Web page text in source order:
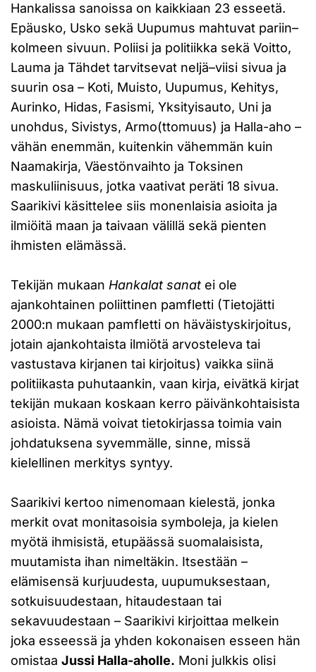
Hankalissa sanoissa on kaikkiaan 23 esseetä.
Epäusko, Usko sekä Uupumus mahtuvat pariin–
kolmeen sivuun. Poliisi ja politiikka sekä Voitto,
Lauma ja Tähdet tarvitsevat neljä–viisi sivua ja
suurin osa – Koti, Muisto, Uupumus, Kehitys,
Aurinko, Hidas, Fasismi, Yksityisauto, Uni ja
unohdus, Sivistys, Armo(ttomuus) ja Halla-aho –
vähän enemmän, kuitenkin vähemmän kuin
Naamakirja, Väestönvaihto ja Toksinen
maskuliinisuus, jotka vaativat peräti 18 sivua.
Saarikivi käsittelee siis monenlaisia asioita ja
ilmiöitä maan ja taivaan välillä sekä pienten
ihmisten elämässä.
Tekijän mukaan Hankalat sanat ei ole
ajankohtainen poliittinen pamfletti (Tietojätti
2000:n mukaan pamfletti on häväistyskirjoitus,
jotain ajankohtaista ilmiötä arvosteleva tai
vastustava kirjanen tai kirjoitus) vaikka siinä
politiikasta puhutaankin, vaan kirja, eivätkä kirjat
tekijän mukaan koskaan kerro päivänkohtaisista
asioista. Nämä voivat tietokirjassa toimia vain
johdatuksena syvemmälle, sinne, missä
kielellinen merkitys syntyy.
Saarikivi kertoo nimenomaan kielestä, jonka
merkit ovat monitasoisia symboleja, ja kielen
myötä ihmisistä, etupäässä suomalaisista,
muutamista ihan nimeltäkin. Itsestään –
elämisensä kurjuudesta, uupumuksestaan,
sotkuisuudestaan, hitaudestaan tai
sekavuudestaan – Saarikivi kirjoittaa melkein
joka esseessä ja yhden kokonaisen esseen hän
omistaa Jussi Halla-aholle. Moni julkkis olisi